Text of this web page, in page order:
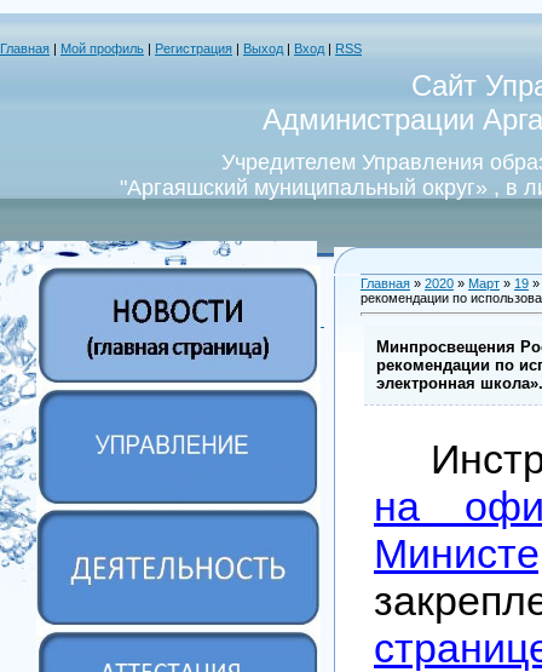
Главная Мой профиль Регистрация Выход Вход RSS
Сайт
Администрации
Учредителем Управления
"Аргаяшский муниципальный округ» , в
Главная » 2020 » Март » 19 »
рекомендации по
Минпросвещения
рекомендации по
электронная школа».
на